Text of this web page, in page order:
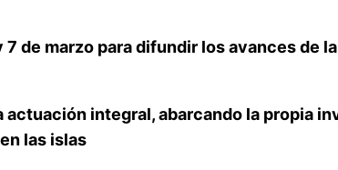
7 de marzo para difundir los avances de
actuación integral, abarcando la propia
las islas